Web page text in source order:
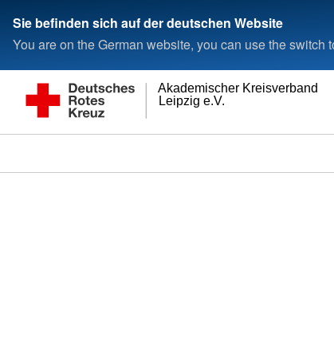
Sie befinden sich auf der deutschen Website
You are on the German website, you can use the switch
Leipzig e.V.
Akademischer Kreisverband